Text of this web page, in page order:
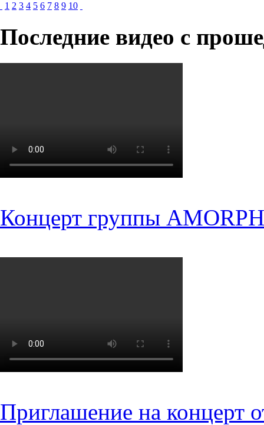
1 2 3 4 5 6 7 8 9 10
Последние видео с
Концерт группы
Приглашение на концерт